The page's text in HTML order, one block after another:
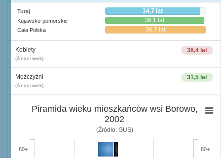
Tutaj 34,7 lat
Kujawsko-pomorskie 36,1 lat
Cała Polska 36,7 lat
38,4 lat
Kobiety
(średni wiek)
31,5 lat
Mężczyźni
(średni wiek)
Piramida wieku mieszkańców wsi Borowo,
2002
(Źródło: GUS)
80+ 80+